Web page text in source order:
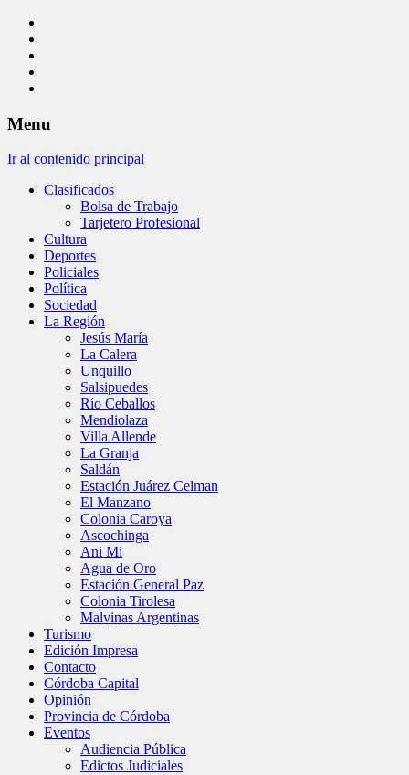
Menu
Ir al contenido principal
Clasificados
Bolsa de Trabajo
Tarjetero Profesional
Cultura
Deportes
Policiales
Política
Sociedad
La Región
Jesús María
La Calera
Unquillo
Salsipuedes
Río Ceballos
Mendiolaza
Villa Allende
La Granja
Saldán
Estación Juárez Celman
El Manzano
Colonia Caroya
Ascochinga
Ani Mi
Agua de Oro
Estación General Paz
Colonia Tirolesa
Malvinas Argentinas
Turismo
Edición Impresa
Contacto
Córdoba Capital
Opinión
Provincia de Córdoba
Eventos
Audiencia Pública
Edictos Judiciales